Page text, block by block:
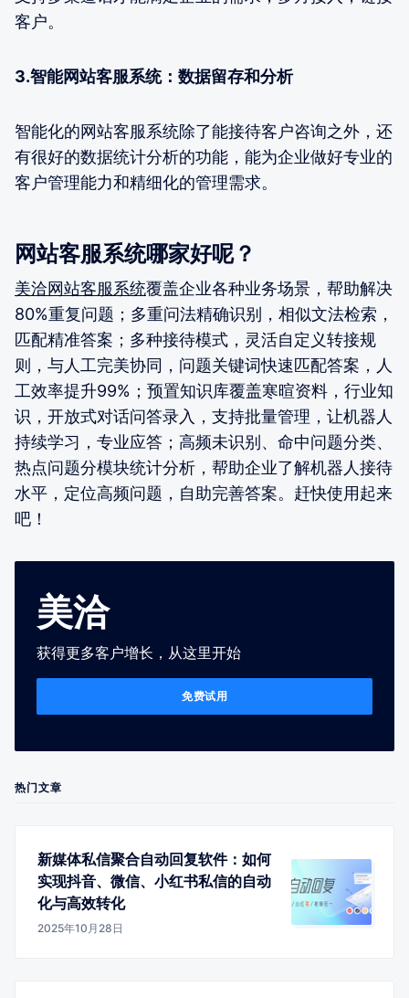
客户。
3.智能网站客服系统：数据留存和分析
智能化的网站客服系统除了能接待客户咨询之外，还
有很好的数据统计分析的功能，能为企业做好专业的
客户管理能力和精细化的管理需求。
网站客服系统哪家好呢？
美洽网站客服系统覆盖企业各种业务场景，帮助解决
80%重复问题；多重问法精确识别，相似文法检索，
匹配精准答案；多种接待模式，灵活自定义转接规
则，与人工完美协同，问题关键词快速匹配答案，人
工效率提升99%；预置知识库覆盖寒暄资料，行业知
识，开放式对话问答录入，支持批量管理，让机器人
持续学习，专业应答；高频未识别、命中问题分类、
热点问题分模块统计分析，帮助企业了解机器人接待
水平，定位高频问题，自助完善答案。赶快使用起来
吧！
美洽
获得更多客户增长，从这里开始
免费试用
热门文章
新媒体私信聚合自动回复软件：如何
实现抖音、微信、小红书私信的自动
化与高效转化
2025年10月28日